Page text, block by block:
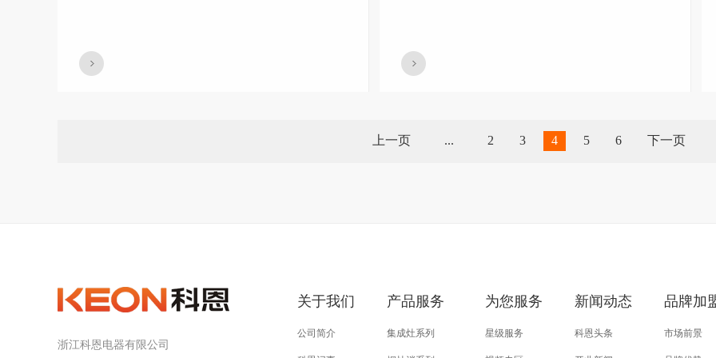
上一页 ... 2 3 4 5 6 下一页
浙江科恩电器有限公司
关于我们
公司简介
产品服务
集成灶系列
为您服务
星级服务
新闻动态
科恩头条
品牌加
市场前景